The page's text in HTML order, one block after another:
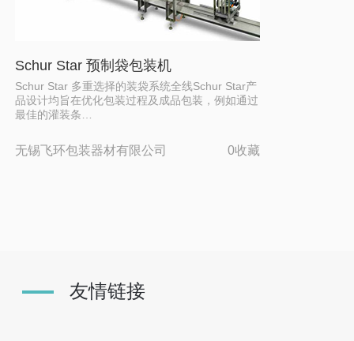
Schur Star 预制袋包装机
Schur Star 多重选择的装袋系统全线Schur Star产
品设计均旨在优化包装过程及成品包装，例如通过
最佳的灌装条…
无锡飞环包装器材有限公司 0收藏
友情链接